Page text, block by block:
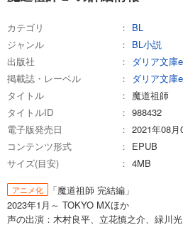
カテゴリ
BL
ジャンル
BL小説
出版社
ダリア文庫e
掲載誌・レーベル
ダリア文庫e
タイトル
魔道祖師
タイトルID
988432
電子版発売日
2021年08月
コンテンツ形式
EPUB
サイズ(目安)
4MB
アニメ化
「魔道祖師 完結編」
2023年1月～ TOKYO MXほか
声の出演：木村良平、立花慎之介、緑川光